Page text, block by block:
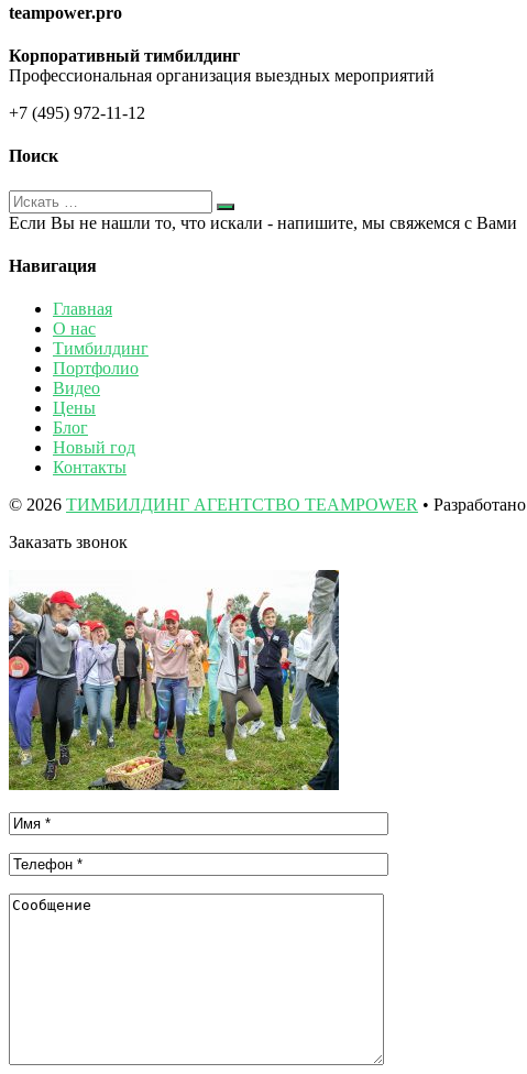
teampower.pro
Корпоративный тимбилдинг
Профессиональная организация выездных мероприятий
+7 (495) 972-11-12
Поиск
Если Вы не нашли то, что искали - напишите, мы свяжемся с Вами
Навигация
Главная
О нас
Тимбилдинг
Портфолио
Видео
Цены
Блог
Новый год
Контакты
© 2026 ТИМБИЛДИНГ АГЕНТСТВО TEAMPOWER • Разработано
Заказать звонок